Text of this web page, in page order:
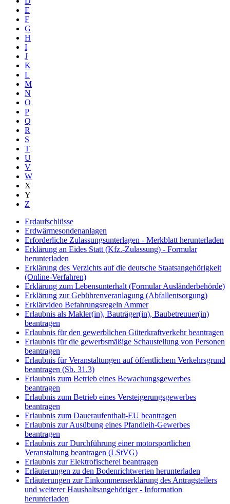
E
F
G
H
I
J
K
L
M
N
O
P
Q
R
S
T
U
V
W
X
Y
Z
Erdaufschlüsse
Erdwärmesondenanlagen
Erforderliche Zulassungsunterlagen - Merkblatt herunterladen
Erklärung an Eides Statt (Kfz.-Zulassung) - Formular
herunterladen
Erklärung des Verzichts auf die deutsche Staatsangehörigkeit
(Online-Verfahren)
Erklärung zum Lebensunterhalt (Formular Ausländerbehörde)
Erklärung zur Gebührenveranlagung (Abfallentsorgung)
Erklärvideo Befahrungsregeln Ammer
Erlaubnis als Makler(in), Bauträger(in), Baubetreuuer(in)
beantragen
Erlaubnis für den gewerblichen Güterkraftverkehr beantragen
Erlaubnis für die gewerbsmäßige Schaustellung von Personen
beantragen
Erlaubnis für Veranstaltungen auf öffentlichem Verkehrsgrund
beantragen (Sb. 31.3)
Erlaubnis zum Betrieb eines Bewachungsgewerbes
beantragen
Erlaubnis zum Betrieb eines Versteigerungsgewerbes
beantragen
Erlaubnis zum Daueraufenthalt-EU beantragen
Erlaubnis zur Ausübung eines Pfandleih-Gewerbes
beantragen
Erlaubnis zur Durchführung einer motorsportlichen
Veranstaltung beantragen (LStVG)
Erlaubnis zur Elektrofischerei beantragen
Erläuterungen zu den Bodenrichtwerten herunterladen
Erläuterungen zur Einkommenserklärung des Antragstellers
und weiterer Haushaltsangehöriger - Information
herunterladen